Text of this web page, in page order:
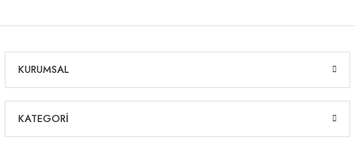
KURUMSAL
KATEGORİ